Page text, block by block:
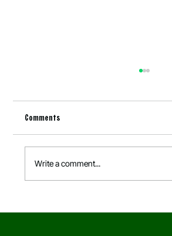
Comments
Write a comment...